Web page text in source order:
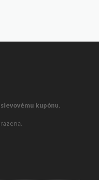
kupónu.